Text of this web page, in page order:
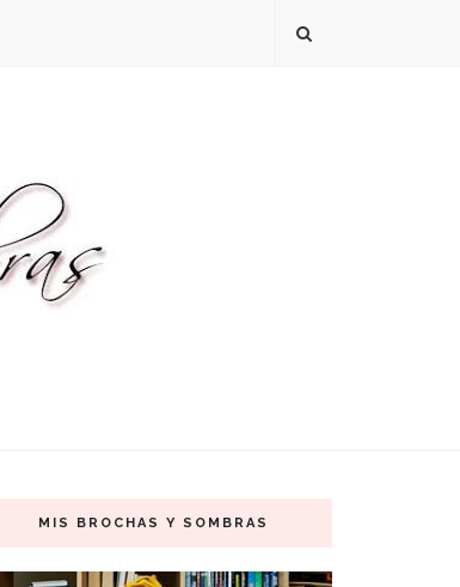
MIS BROCHAS Y SOMBRAS